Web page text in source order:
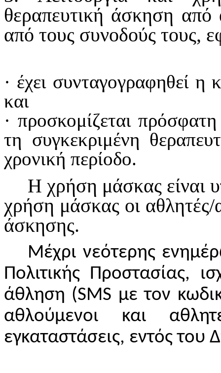
θεραπευτική άσκηση
από τους συνοδούς τους,
· έχει συνταγογραφηθεί η
και
· προσκομίζεται
τη συγκεκριμένη
χρονική περίοδο.
Η χρήση μάσκας είναι
χρήση μάσκας οι αθλητές/
άσκησης.
Μέχρι νεότερης
Πολιτικής Προστασίας,
άθληση (SMS με τον
αθλούμενοι και
εγκαταστάσεις, εντός του